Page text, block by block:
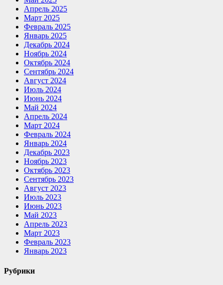
Апрель 2025
Март 2025
Февраль 2025
Январь 2025
Декабрь 2024
Ноябрь 2024
Октябрь 2024
Сентябрь 2024
Август 2024
Июль 2024
Июнь 2024
Май 2024
Апрель 2024
Март 2024
Февраль 2024
Январь 2024
Декабрь 2023
Ноябрь 2023
Октябрь 2023
Сентябрь 2023
Август 2023
Июль 2023
Июнь 2023
Май 2023
Апрель 2023
Март 2023
Февраль 2023
Январь 2023
Рубрики